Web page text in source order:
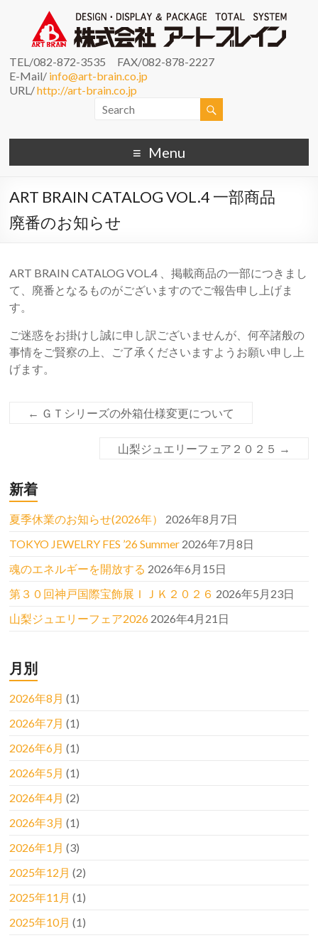
TEL/082-872-3535 FAX/082-878-2227
E-Mail/ info@art-brain.co.jp
URL/http://art-brain.co.jp
Menu
ART BRAIN CATALOG VOL.4 一部商品
廃番のお知らせ
ART BRAIN CATALOG VOL.4 、掲載商品の一部につきまし
て、廃番となるものがございますのでご報告申し上げま
す。
ご迷惑をお掛けし誠に申し訳ございませんが、何卒諸般の
事情をご賢察の上、ご了承くださいますようお願い申し上
げます。
← ＧＴシリーズの外箱仕様変更について
山梨ジュエリーフェア２０２５ →
新着
夏季休業のお知らせ(2026年）
2026年8月7日
TOKYO JEWELRY FES ’26 Summer 2026年7月8日
魂のエネルギーを開放する 2026年6月15日
第３０回神戸国際宝飾展ＩＪＫ２０２６ 2026年5月23日
山梨ジュエリーフェア2026 2026年4月21日
月別
2026年8月 (1)
2026年7月 (1)
2026年6月 (1)
2026年5月 (1)
2026年4月 (2)
2026年3月 (1)
2026年1月 (3)
2025年12月 (2)
2025年11月 (1)
2025年10月 (1)